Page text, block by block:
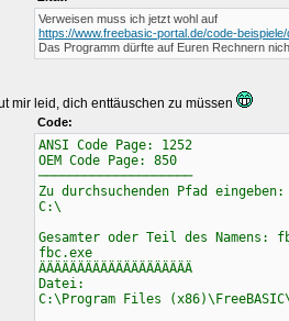
Verweisen muss ich jetzt wohl auf
https://www.freebasic-portal.de/code-
Das Programm dürfte auf Euren Rechnern
mir leid, dich enttäuschen zu müssen
Code:
ANSI Code Page: 1252
OEM Code Page: 850
────────────────────
Zu durchsuchenden Pfad
C:\
Gesamter oder Teil des Namens:
fbc.exe
ÄÄÄÄÄÄÄÄÄÄÄÄÄÄÄÄÄÄÄÄ
Datei:
C:\Program Files